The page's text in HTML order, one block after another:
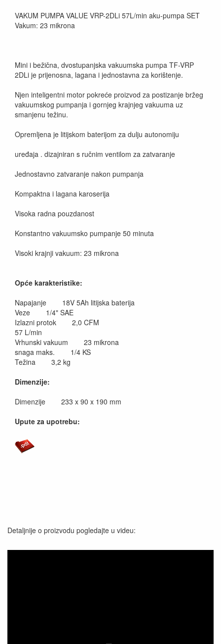
VAKUM PUMPA VALUE VRP-2DLi 57L/min aku-pumpa SET
Vakum: 23 mikrona
Mini i bežična, dvostupanjska vakuumska pumpa TF-VRP
2DLi je prijenosna, lagana i jednostavna za korištenje.
Njen inteligentni motor pokreće proizvod za postizanje bržeg
vakuumskog pumpanja i gornjeg krajnjeg vakuuma uz
smanjenu težinu.
Opremljena je litijskom baterijom za dulju autonomiju
uređaja . dizajniran s ručnim ventilom za zatvaranje
Jednostavno zatvaranje nakon pumpanja
Kompaktna i lagana karoserija
Visoka radna pouzdanost
Konstantno vakuumsko pumpanje 50 minuta
Visoki krajnji vakuum: 23 mikrona
Opće karakteristike:
Napajanje 18V 5Ah litijska baterija
Veze 1/4" SAE
Izlazni protok 2,0 CFM
57 L/min
Vrhunski vakuum 23 mikrona
snaga maks. 1/4 KS
Težina 3,2 kg
Dimenzije:
Dimenzije 233 x 90 x 190 mm
Upute za upotrebu:
Detaljnije o proizvodu pogledajte u videu: